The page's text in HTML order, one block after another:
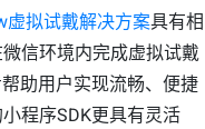
虚拟试戴解决方案具有相
信环境内完成虚拟试戴
助用户实现流畅、便捷
程序SDK更具有灵活